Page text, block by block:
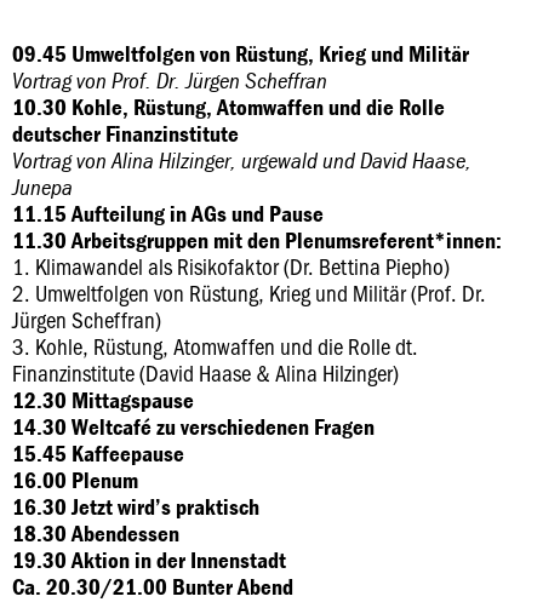
09.45 Umweltfolgen von Rüstung, Krieg und Militär
Vortrag von Prof. Dr. Jürgen Scheffran
10.30 Kohle, Rüstung, Atomwaffen und die Rolle
deutscher Finanzinstitute
Vortrag von Alina Hilzinger, urgewald und David Haase,
Junepa
11.15 Aufteilung in AGs und Pause
11.30 Arbeitsgruppen mit den Plenumsreferent*innen:
1. Klimawandel als Risikofaktor (Dr. Bettina Piepho)
2. Umweltfolgen von Rüstung, Krieg und Militär (Prof. Dr.
Jürgen Scheffran)
3. Kohle, Rüstung, Atomwaffen und die Rolle dt.
Finanzinstitute (David Haase & Alina Hilzinger)
12.30 Mittagspause
14.30 Weltcafé zu verschiedenen Fragen
15.45 Kaffeepause
16.00 Plenum
16.30 Jetzt wird’s praktisch
18.30 Abendessen
19.30 Aktion in der Innenstadt
Ca. 20.30/21.00 Bunter Abend